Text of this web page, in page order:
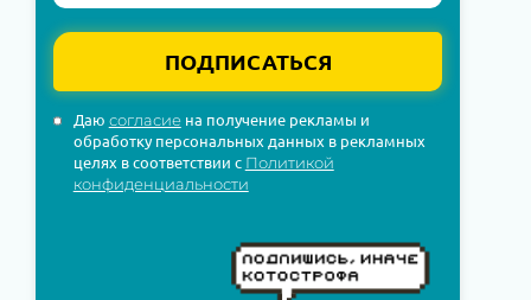
ПОДПИСАТЬСЯ
Даю согласиена получение рекламы и
обработку персональных данных в рекламных
целях в соответствии с Политикой
конфиденциальности